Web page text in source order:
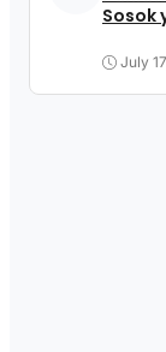
Sosok
July